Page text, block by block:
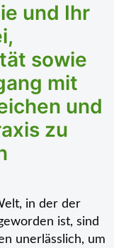
und Ihr
sowie
mit
und
zu
in der der
ist, sind
unerlässlich, um